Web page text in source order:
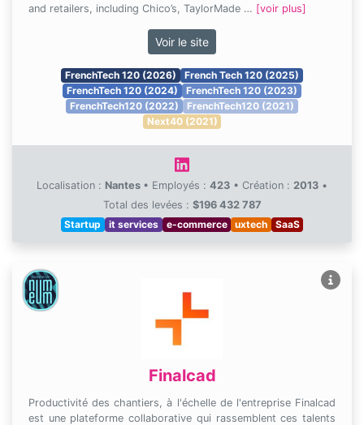
and retailers, including Chico’s, TaylorMade … [voir plus]
Voir le site
FrenchTech 120 (2026)
French Tech 120 (2025)
FrenchTech 120 (2024)
FrenchTech 120 (2023)
FrenchTech120 (2022)
FrenchTech120 (2021)
Next40 (2021)
Localisation : Nantes • Employés : 423 • Création : 2013 •
Total des levées : $196 432 787
Startup
it services e-commerce uxtech SaaS
Finalcad
Productivité des chantiers, à l'échelle de l'entreprise Finalcad
est une plateforme collaborative qui rassemblent ces talents